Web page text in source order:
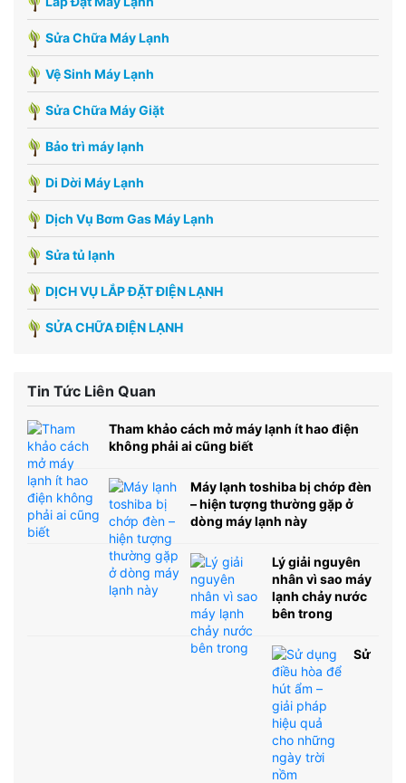
Sửa Chữa Máy Lạnh
Vệ Sinh Máy Lạnh
Sửa Chữa Máy Giặt
Bảo trì máy lạnh
Di Dời Máy Lạnh
Dịch Vụ Bơm Gas Máy Lạnh
Sửa tủ lạnh
DỊCH VỤ LẮP ĐẶT ĐIỆN LẠNH
SỬA CHỮA ĐIỆN LẠNH
Tin Tức Liên Quan
Tham khảo cách mở máy lạnh ít hao điện
không phải ai cũng biết
Máy lạnh toshiba bị chớp đèn
– hiện tượng thường gặp ở
dòng máy lạnh này
Lý giải nguyên
nhân vì sao máy
lạnh chảy nước
bên trong
Sử